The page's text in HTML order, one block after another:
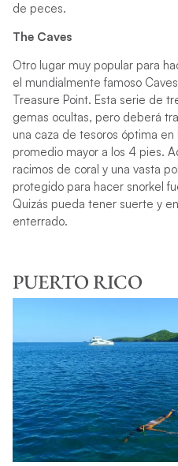
de peces.
The Caves
Otro lugar muy popular para
el mundialmente famoso
Treasure Point. Esta serie de
gemas ocultas, pero deberá
una caza de tesoros óptima
promedio mayor a los 4 pies.
racimos de coral y una vasta
protegido para hacer snorkel
Quizás pueda tener suerte y
enterrado.
PUERTO RICO